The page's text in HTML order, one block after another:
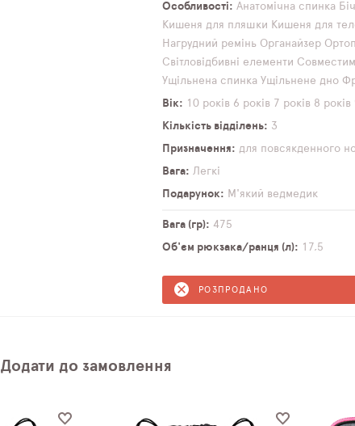
Особливості Анатомічна спинка
Кишеня для пляшки Кишеня для
Нагрудний ремінь Органайзер
Світловідбивні елементи
Ущільнена спинка Ущільнене дно
Вік
10 років 6 років 7 років 8 років
Кількість відділень
3
Призначення
для повсякденного
Вага
Легкі
Подарунок
М'який ведмедик
Вага (гр)
475
Об'єм рюкзака/ранця (л)
17,5
РОЗПРОДАНО
Додати до замовлення